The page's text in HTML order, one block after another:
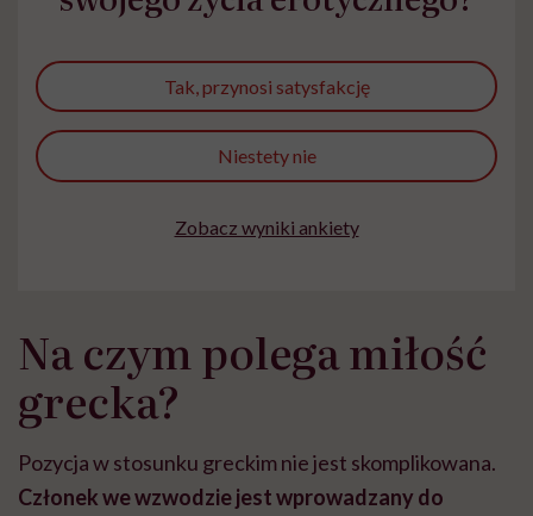
Tak, przynosi satysfakcję
Niestety nie
Zobacz wyniki ankiety
Na czym polega miłość
grecka?
Pozycja w stosunku greckim nie jest skomplikowana.
Członek we wzwodzie jest wprowadzany do